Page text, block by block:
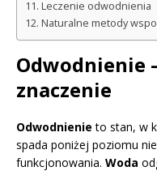
Leczenie odwodnienia
Naturalne metody
Odwodnienie
znaczenie
Odwodnienie to stan, w
spada poniżej poziomu
funkcjonowania. Woda